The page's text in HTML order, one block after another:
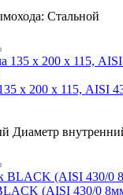
Стальной
х 200 х 115, AISI
Диаметр
(AISI 430/0